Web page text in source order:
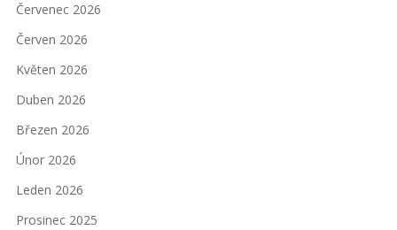
Červenec 2026
Červen 2026
Květen 2026
Duben 2026
Březen 2026
Únor 2026
Leden 2026
Prosinec 2025